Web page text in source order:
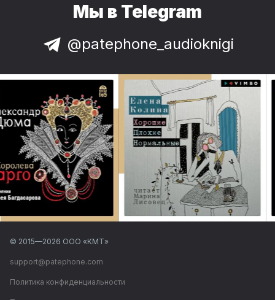
Мы в Telegram
@patephone_audioknigi
© 2015—2026 ООО «КМТ»
support@patephone.com
Политика конфиденциальности